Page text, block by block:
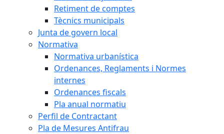
Retiment de comptes
Tècnics municipals
Junta de govern local
Normativa
Normativa urbanística
Ordenances, Reglaments i Normes
internes
Ordenances fiscals
Pla anual normatiu
Perfil de Contractant
Pla de Mesures Antifrau